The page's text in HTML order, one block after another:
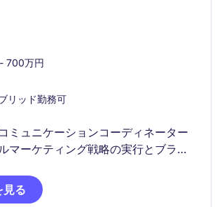
700万円
リッド勤務可
ミュニケーションコーディネーター
マーケティング戦略の実行とブラン
経験を活かし、効果的なデジタルキ
をお任せします。
見る